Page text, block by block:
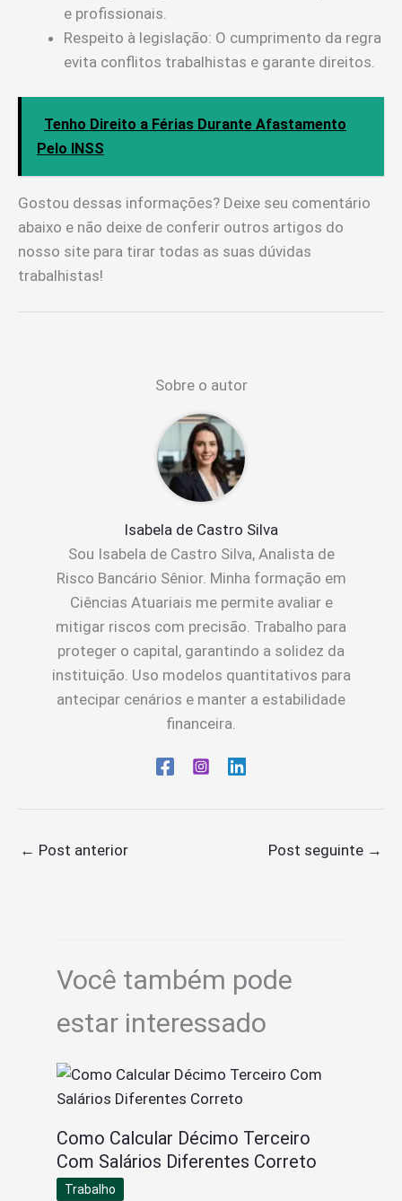
e profissionais.
Respeito à legislação: O cumprimento da regra
evita conflitos trabalhistas e garante direitos.
Tenho Direito a Férias Durante Afastamento
Pelo INSS
Gostou dessas informações? Deixe seu comentário
abaixo e não deixe de conferir outros artigos do
nosso site para tirar todas as suas dúvidas
trabalhistas!
Sobre o autor
Isabela de Castro Silva
Sou Isabela de Castro Silva, Analista de
Risco Bancário Sênior. Minha formação em
Ciências Atuariais me permite avaliar e
mitigar riscos com precisão. Trabalho para
proteger o capital, garantindo a solidez da
instituição. Uso modelos quantitativos para
antecipar cenários e manter a estabilidade
financeira.
← Post anterior Post seguinte →
Você também pode
estar interessado
Como Calcular Décimo Terceiro
Com Salários Diferentes Correto
Trabalho